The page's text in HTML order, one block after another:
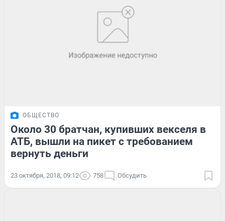
ОБЩЕСТВО
Около 30 братчан, купивших векселя в
АТБ, вышли на пикет с требованием
вернуть деньги
23 октября, 2018, 09:12 758 Обсудить